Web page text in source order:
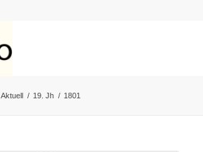
Aktuell / 19. Jh / 1801